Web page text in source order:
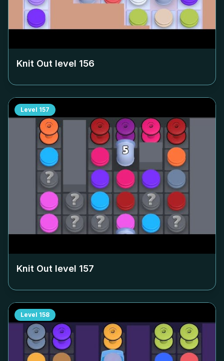
Knit Out level 156
Level 157
Knit Out level 157
Level 158